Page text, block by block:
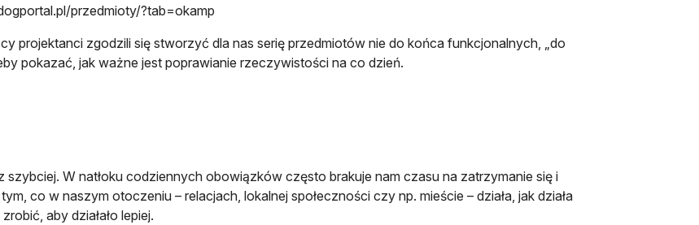
przedmioty/?tab=okamp
projektanci zgodzili się stworzyć dla nas serię przedmiotów nie do końca funkcjonalnych, „do
pokazać, jak ważne jest poprawianie rzeczywistości na co dzień.
szybciej. W natłoku codziennych obowiązków często brakuje nam czasu na zatrzymanie się i
co w naszym otoczeniu – relacjach, lokalnej społeczności czy np. mieście – działa, jak działa
aby działało lepiej.